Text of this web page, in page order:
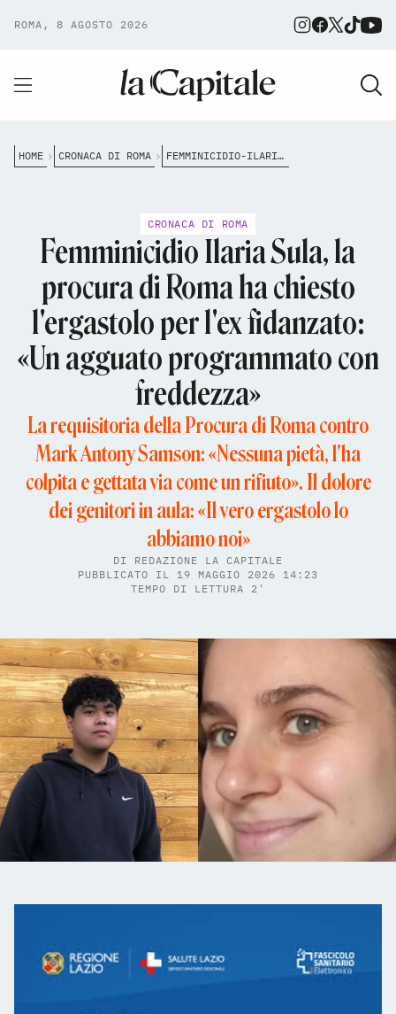
ROMA, 8 AGOSTO 2026
HOME CRONACA DI ROMA FEMMINICIDIO-ILARIA-SULA-LA-PROCURA-DI-ROMA-HA-CHIESTO-LERGASTOLO-PER-LEX-FIDANZATO-UN-AGGUATO-PROGRAMMATO-CON-FREDDEZZA
CRONACA DI ROMA
Femminicidio Ilaria Sula, la
procura di Roma ha chiesto
l'ergastolo per l'ex fidanzato:
«Un agguato programmato con
freddezza»
La requisitoria della Procura di Roma contro
Mark Antony Samson: «Nessuna pietà, l'ha
colpita e gettata via come un rifiuto». Il dolore
dei genitori in aula: «Il vero ergastolo lo
abbiamo noi»
DI REDAZIONE LA CAPITALE
PUBBLICATO IL 19 MAGGIO 2026 14:23
TEMPO DI LETTURA 2'